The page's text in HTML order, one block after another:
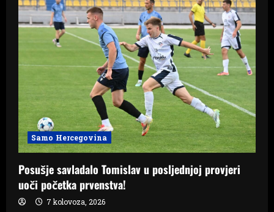
Samo Hercegovina
Posušje savladalo Tomislav u posljednjoj provjeri
uoči početka prvenstva!
7 kolovoza, 2026